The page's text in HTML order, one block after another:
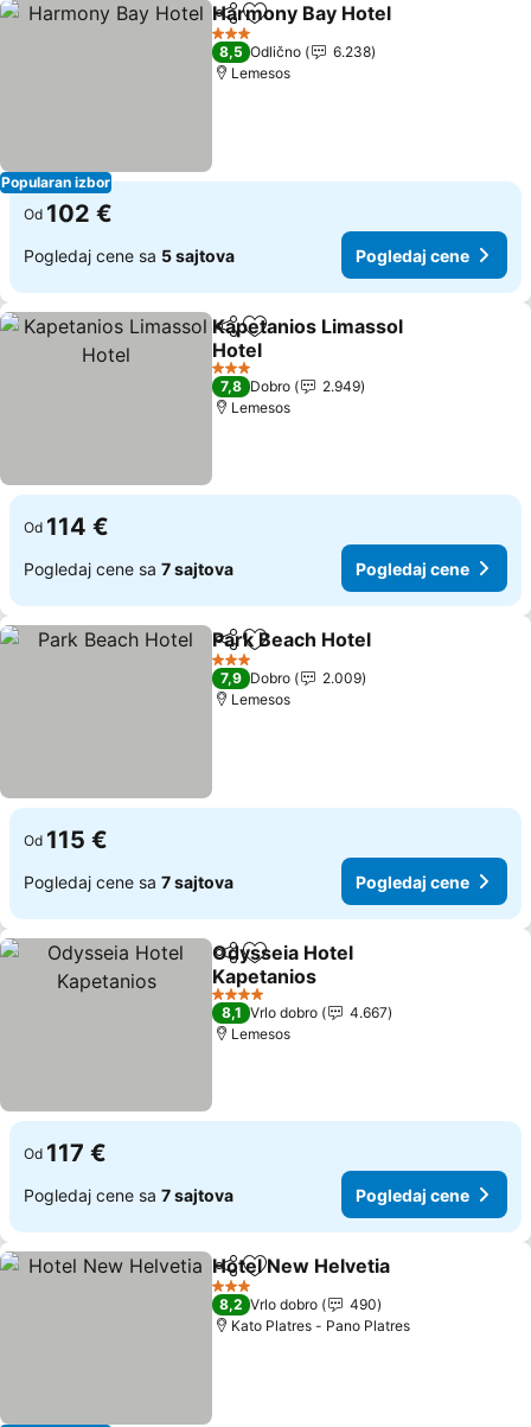
Popularan izbor
Deli Dodati u favorite
Harmony Bay Hotel
3 Zvezdice
8,5 Odlično
6.238
Lemesos
Od 102 €
Pogledaj cene sa 5 sajtova Pogledaj cene
Deli Dodati u favorite
Kapetanios Limassol
Hotel
3 Zvezdice
7,8 Dobro
2.949
Lemesos
Od 114 €
Pogledaj cene sa 7 sajtova Pogledaj cene
Deli Dodati u favorite
Park Beach Hotel
3 Zvezdice
7,9 Dobro
2.009
Lemesos
Od 115 €
Pogledaj cene sa 7 sajtova Pogledaj cene
Deli Dodati u favorite
Odysseia Hotel
Kapetanios
4 Zvezdice
8,1 Vrlo dobro
4.667
Lemesos
Od 117 €
Pogledaj cene sa 7 sajtova Pogledaj cene
Deli Dodati u favorite
Hotel New Helvetia
3 Zvezdice
8,2 Vrlo dobro
490
Κato Platres - Pano Platres